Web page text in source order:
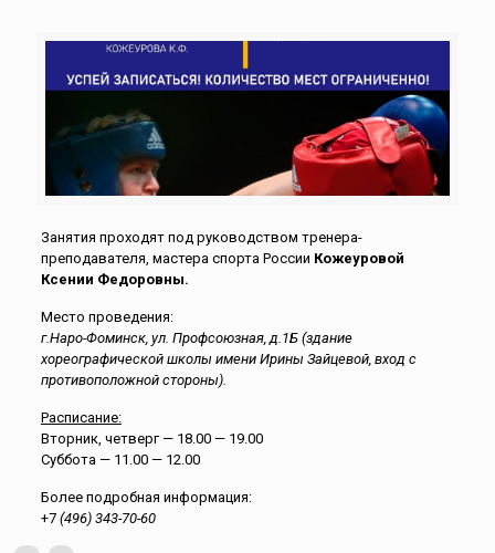
Занятия проходят под руководством тренера-
преподавателя, мастера спорта России Кожеуровой
Ксении Федоровны.
Место проведения:
г.Наро-Фоминск, ул. Профсоюзная, д.1Б (здание
хореографической школы имени Ирины Зайцевой, вход с
противоположной стороны).
Расписание:
Вторник, четверг — 18.00 — 19.00
Суббота — 11.00 — 12.00
Более подробная информация:
+7(496) 343-70-60